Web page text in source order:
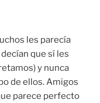
les parecía
que sí les
y nunca
de ellos. Amigos
parece perfecto